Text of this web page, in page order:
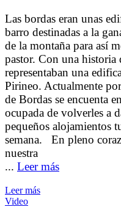
Las bordas eran unas
barro destinadas a la
de la montaña para así
pastor. Con una historia
representaban una
Pirineo. Actualmente
de Bordas se encuenta
ocupada de volverles a
pequeños alojamientos
semana. En pleno
nuestra
... Leer más
Leer más
Video